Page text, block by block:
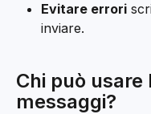
Evitare errori
inviare.
Chi può usare
messaggi?